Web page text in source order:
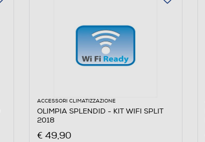
ACCESSORI CLIMATIZZAZIONE
OLIMPIA SPLENDID - KIT WIFI SPLIT
2018
€ 49,90